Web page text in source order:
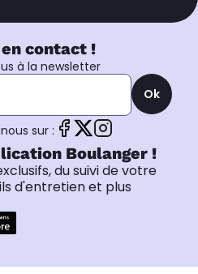
contact !
à la newsletter
Ok
sur :
Boulanger !
du suivi de votre
d'entretien et plus